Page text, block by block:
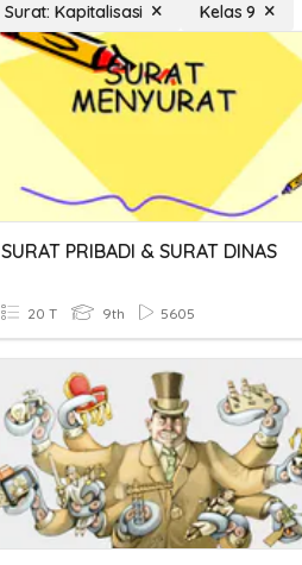
Surat: Kapitalisasi Kelas 9
SURAT PRIBADI & SURAT DINAS
20 T 9th 5605